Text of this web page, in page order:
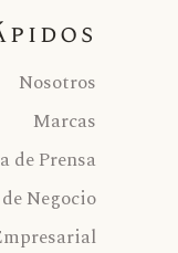
Nosotros
Marcas
de Prensa
Negocio